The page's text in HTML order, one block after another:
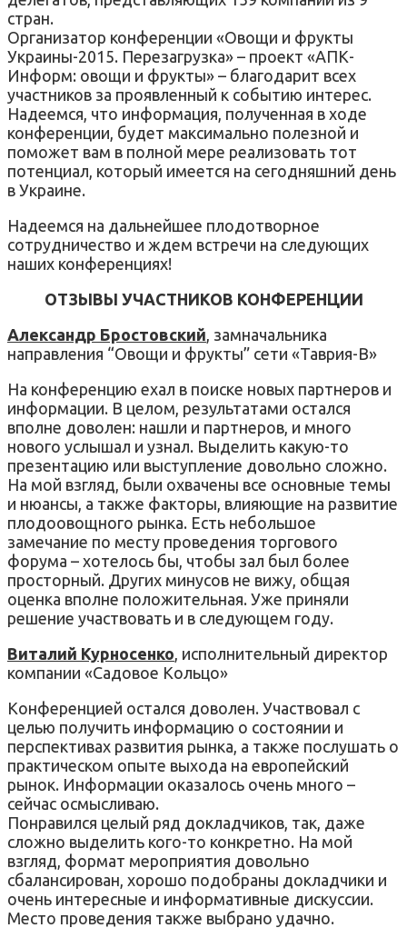
стран.
Организатор конференции «Овощи и фрукты
Украины-2015. Перезагрузка» – проект «АПК-
Информ: овощи и фрукты» – благодарит всех
участников за проявленный к событию интерес.
Надеемся, что информация, полученная в ходе
конференции, будет максимально полезной и
поможет вам в полной мере реализовать тот
потенциал, который имеется на сегодняшний день
в Украине.
Надеемся на дальнейшее плодотворное
сотрудничество и ждем встречи на следующих
наших конференциях!
ОТЗЫВЫ УЧАСТНИКОВ КОНФЕРЕНЦИИ
Александр Бростовский , замначальника
направления “Овощи и фрукты” сети «Таврия-В»
На конференцию ехал в поиске новых партнеров и
информации. В целом, результатами остался
вполне доволен: нашли и партнеров, и много
нового услышал и узнал. Выделить какую-то
презентацию или выступление довольно сложно.
На мой взгляд, были охвачены все основные темы
и нюансы, а также факторы, влияющие на развитие
плодоовощного рынка. Есть небольшое
замечание по месту проведения торгового
форума – хотелось бы, чтобы зал был более
просторный. Других минусов не вижу, общая
оценка вполне положительная. Уже приняли
решение участвовать и в следующем году.
Виталий Курносенко , исполнительный директор
компании «Садовое Кольцо»
Конференцией остался доволен. Участвовал с
целью получить информацию о состоянии и
перспективах развития рынка, а также послушать о
практическом опыте выхода на европейский
рынок. Информации оказалось очень много –
сейчас осмысливаю.
Понравился целый ряд докладчиков, так, даже
сложно выделить кого-то конкретно. На мой
взгляд, формат мероприятия довольно
сбалансирован, хорошо подобраны докладчики и
очень интересные и информативные дискуссии.
Место проведения также выбрано удачно.